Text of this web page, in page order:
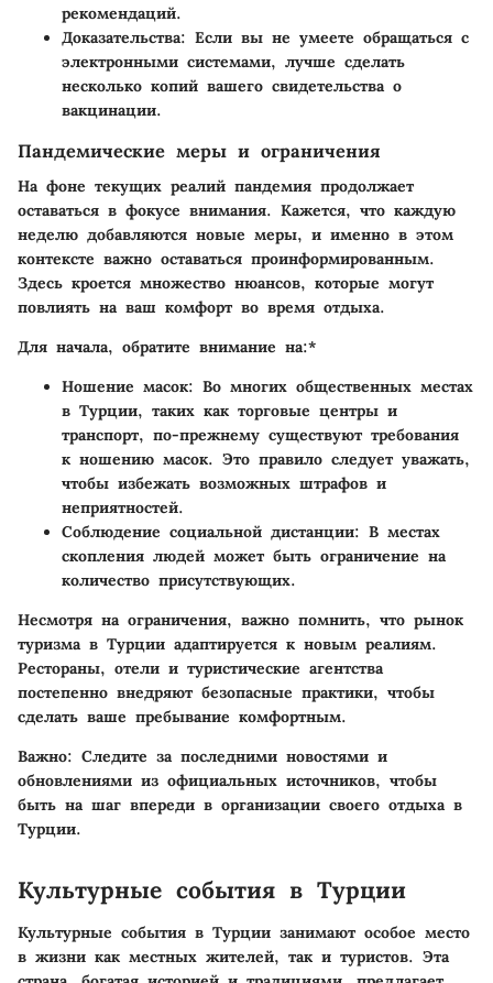
рекомендаций.
Доказательства: Если вы не умеете обращаться с
электронными системами, лучше сделать
несколько копий вашего свидетельства о
вакцинации.
Пандемические меры и ограничения
На фоне текущих реалий пандемия продолжает
оставаться в фокусе внимания. Кажется, что каждую
неделю добавляются новые меры, и именно в этом
контексте важно оставаться проинформированным.
Здесь кроется множество нюансов, которые могут
повлиять на ваш комфорт во время отдыха.
Для начала, обратите внимание на:*
Ношение масок: Во многих общественных местах
в Турции, таких как торговые центры и
транспорт, по-прежнему существуют требования
к ношению масок. Это правило следует уважать,
чтобы избежать возможных штрафов и
неприятностей.
Соблюдение социальной дистанции: В местах
скопления людей может быть ограничение на
количество присутствующих.
Несмотря на ограничения, важно помнить, что рынок
туризма в Турции адаптируется к новым реалиям.
Рестораны, отели и туристические агентства
постепенно внедряют безопасные практики, чтобы
сделать ваше пребывание комфортным.
Важно: Следите за последними новостями и
обновлениями из официальных источников, чтобы
быть на шаг впереди в организации своего отдыха в
Турции.
Культурные события в Турции
Культурные события в Турции занимают особое место
в жизни как местных жителей, так и туристов. Эта